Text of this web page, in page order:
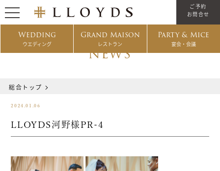
Wedding
ウエディング
Grand Maison
レストラン
Party & Mice
宴会・会議
ご予約
お問合せ
NEWS
総合トップ
2024.01.06
LLOYDS河野様PR-4